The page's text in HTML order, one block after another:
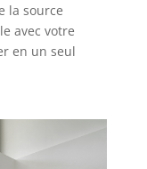
la source
avec votre
en un seul